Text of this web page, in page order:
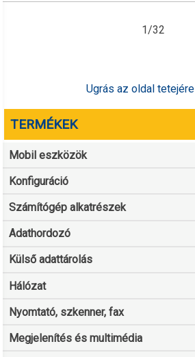
1/32
Ugrás az oldal tetejére
TERMÉKEK
Mobil eszközök
Konfiguráció
Számítógép alkatrészek
Adathordozó
Külső adattárolás
Hálózat
Nyomtató, szkenner, fax
Megjelenítés és multimédia